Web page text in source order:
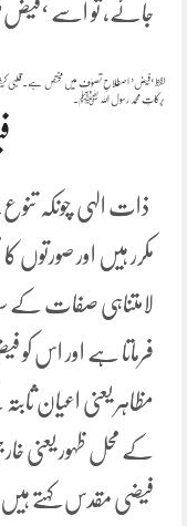
جائے، تو اسے ‘فیض’
لفظ ‘فیض’ اصطلاحِ تصوّف میں مختص ہے۔قلبی کیفیات
برکاتِ محمد رسول اللہ ﷺ۔
ذات الہی چونکہ
مکرر ہیں اور صورتوں
لامتناہی صفات کے
فرماتا ہے اور اس کو
مظاہر یعنی اعیان
کے محل ظہور یعنی
فیضی مقدس کہتے